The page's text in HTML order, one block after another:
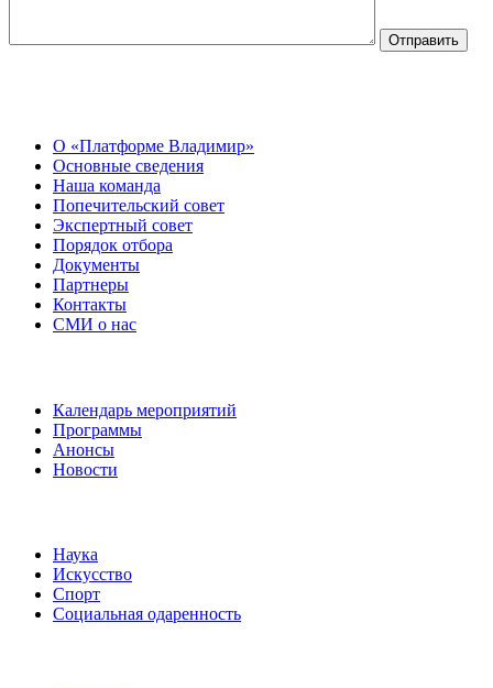
О «Платформе Владимир»
Основные сведения
Наша команда
Попечительский совет
Экспертный совет
Порядок отбора
Документы
Партнеры
Контакты
СМИ о нас
Календарь мероприятий
Программы
Анонсы
Новости
Наука
Искусство
Спорт
Социальная одаренность